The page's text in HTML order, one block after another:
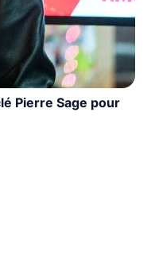
Pierre Sage pour